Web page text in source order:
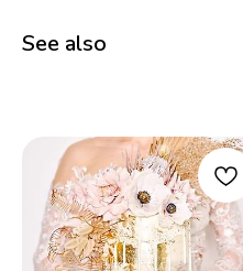
See also